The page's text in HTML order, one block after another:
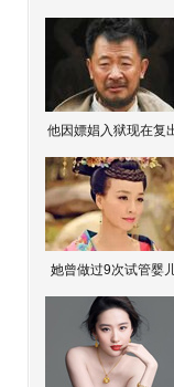
他因嫖娼入狱现在复
她曾做过9次试管婴